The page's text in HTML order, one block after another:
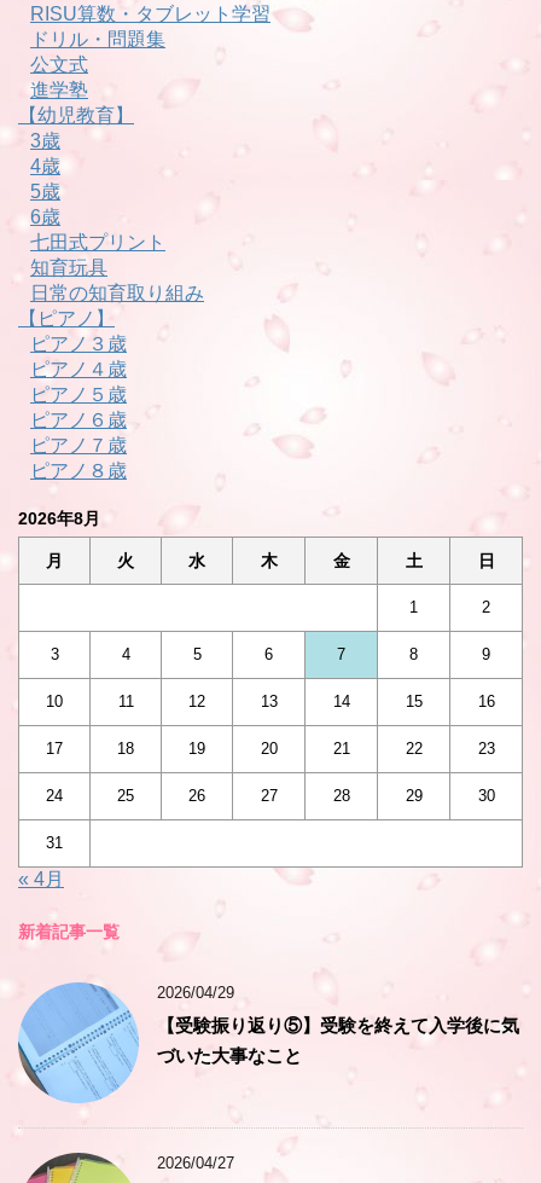
RISU算数・タブレット学習
ドリル・問題集
公文式
進学塾
【幼児教育】
3歳
4歳
5歳
6歳
七田式プリント
知育玩具
日常の知育取り組み
【ピアノ】
ピアノ３歳
ピアノ４歳
ピアノ５歳
ピアノ６歳
ピアノ７歳
ピアノ８歳
2026年8月
月 火 水 木 金 土 日
1 2
3 4 5 6 7 8 9
10 11 12 13 14 15 16
17 18 19 20 21 22 23
24 25 26 27 28 29 30
31
« 4月
新着記事一覧
2026/04/29
【受験振り返り⑤】受験を終えて入学後に気
づいた大事なこと
2026/04/27